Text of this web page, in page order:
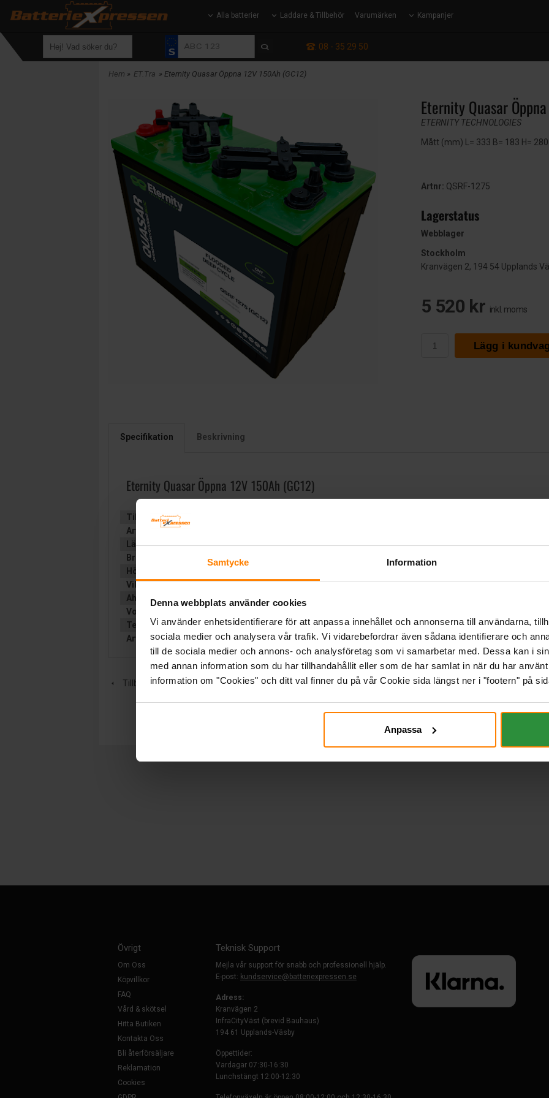
Samtycke Information
Denna webbplats använder cookies
Vi använder enhetsidentifierare för att anpassa innehållet och annonserna till användarna,
sociala medier och analysera vår trafik. Vi vidarebefordrar även sådana identifierare och
till de sociala medier och annons- och analysföretag som vi samarbetar med. Dessa kan i
med annan information som du har tillhandahållit eller som de har samlat in när du har
information om "Cookies" och ditt val finner du på vår Cookie sida längst ner i "footern" på
Anpassa
Alla batterier Laddare & Tillbehör Varumärken Kampanjer
: 08 - 35 29 50
Hem » ET.Tra » Eternity Quasar Öppna 12V 150Ah (GC12)
Eternity Quasar
ETERNITY TECHNOLOGIES
Mått (mm) L= 333 B= 183 H= 280
Artnr: QSRF-1275
Lagerstatus
Webblager
Stockholm
Kranvägen 2, 194 54 Upplands
5 520 kr inkl. moms
Lägg i
Specifikation Beskrivning
Eternity Quasar Öppna 12V 150Ah (GC12)
Tillverkare:ETERNITY TECHNOLOGIES
Artikelnummer:
Längd (mm):333
Bredd (mm):
Höjd (mm):
Vikt:39 kg
Ah (C20):
Volt:
Teknologi:VÄTSKEFYLLT
Artikelgrupp:TRAKTIONÄRT
Tillbaka
Övrigt
Om Oss
Köpvillkor
FAQ
Vård & skötsel
Hitta Butiken
Kontakta Oss
Bli återförsäljare
Reklamation
Cookies
Teknisk Support
Mejla vår support för snabb och professionell hjälp.
E-post: kundservice@batteriexpressen.se
Adress:
Kranvägen 2
InfraCityVäst (brevid Bauhaus)
194 61 Upplands-Väsby
Öppettider:
Vardagar 07:30-16:30
Lunchstängt 12:00-12:30